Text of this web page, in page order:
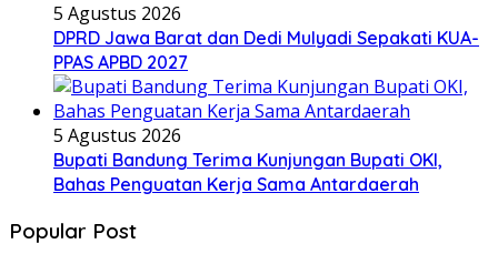
5 Agustus 2026
DPRD Jawa Barat dan Dedi Mulyadi Sepakati KUA-
PPAS APBD 2027
5 Agustus 2026
Bupati Bandung Terima Kunjungan Bupati OKI,
Bahas Penguatan Kerja Sama Antardaerah
Popular Post